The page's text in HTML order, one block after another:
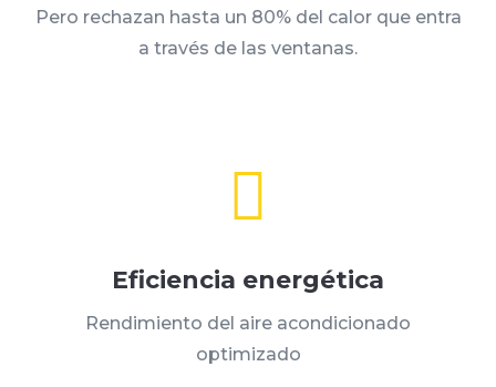
Pero rechazan hasta un 80% del calor que entra
a través de las ventanas.

Eficiencia energética
Rendimiento del aire acondicionado
optimizado